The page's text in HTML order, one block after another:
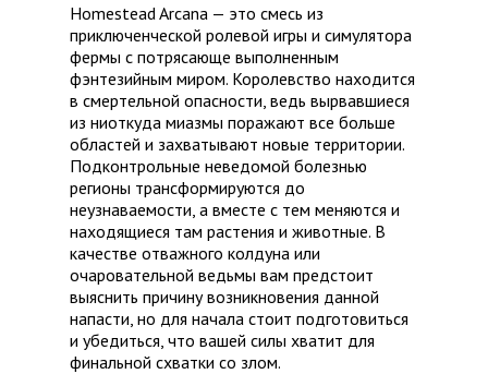
Homestead Arcana — это смесь из
приключенческой ролевой игры и симулятора
фермы с потрясающе выполненным
фэнтезийным миром. Королевство находится
в смертельной опасности, ведь вырвавшиеся
из ниоткуда миазмы поражают все больше
областей и захватывают новые территории.
Подконтрольные неведомой болезнью
регионы трансформируются до
неузнаваемости, а вместе с тем меняются и
находящиеся там растения и животные. В
качестве отважного колдуна или
очаровательной ведьмы вам предстоит
выяснить причину возникновения данной
напасти, но для начала стоит подготовиться
и убедиться, что вашей силы хватит для
финальной схватки со злом.